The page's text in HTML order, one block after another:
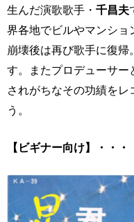
生んだ演歌歌手・ 千昌夫
界各地でビルやマンショ
崩壊後は再び歌手に復帰
す。またプロデューサー
されがちなその功績をレ
う。
【ビギナー向け】・・